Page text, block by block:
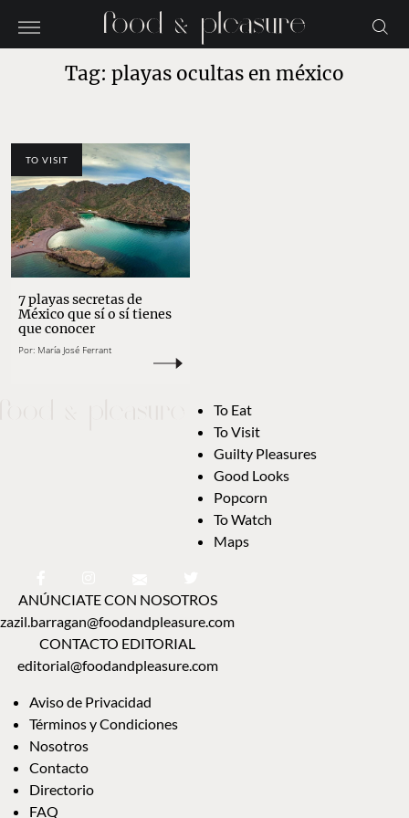
Tag: playas ocultas en méxico
TO VISIT
7 playas secretas de
México que sí o sí tienes
que conocer
Por: María José Ferrant
To Eat
To Visit
Guilty Pleasures
Good Looks
Popcorn
To Watch
Maps
ANÚNCIATE CON NOSOTROS
zazil.barragan@foodandpleasure.com
CONTACTO EDITORIAL
editorial@foodandpleasure.com
Aviso de Privacidad
Términos y Condiciones
Nosotros
Contacto
Directorio
FAQ